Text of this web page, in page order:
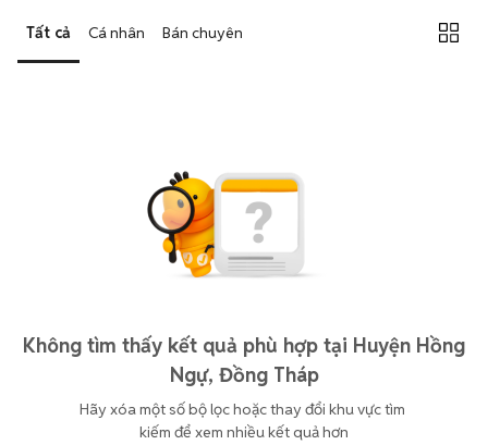
Tất cả Cá nhân Bán chuyên
Không tìm thấy kết quả phù hợp tại Huyện Hồng
Ngự, Đồng Tháp
Hãy xóa một số bộ lọc hoặc thay đổi khu vực tìm
kiếm để xem nhiều kết quả hơn